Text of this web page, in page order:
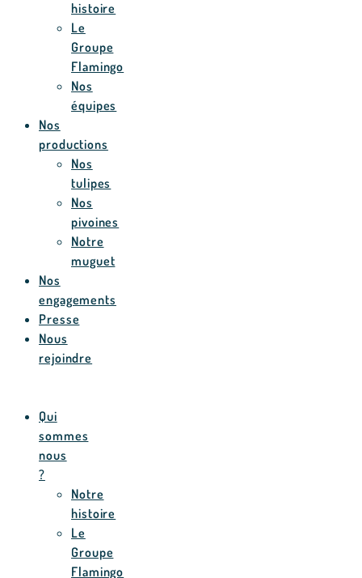
histoire
Le
Groupe
Flamingo
Nos
équipes
Nos
productions
Nos
tulipes
Nos
pivoines
Notre
muguet
Nos
engagements
Presse
Nous
rejoindre
Qui
sommes
nous
?
Notre
histoire
Le
Groupe
Flamingo